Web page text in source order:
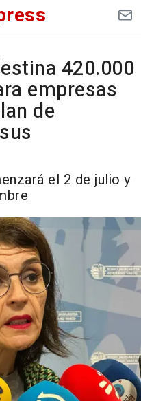
420.000
empresas
de
el 2 de julio y